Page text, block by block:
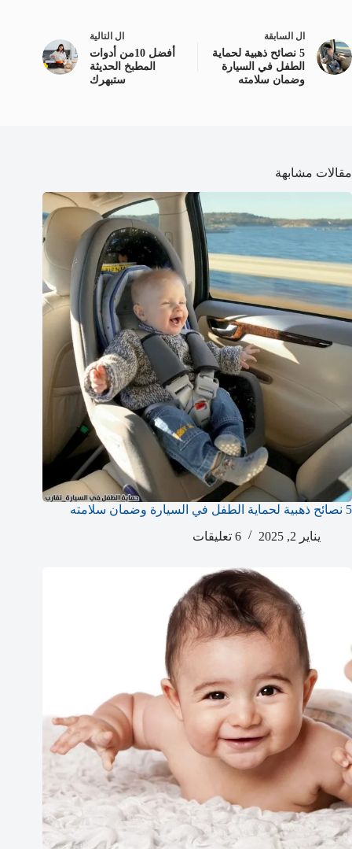
ال السابقة
5 نصائح ذهبية لحماية
الطفل في السيارة
وضمان سلامته
ال التالية
أفضل 10من أدوات
المطبخ الحديثة
ستبهرك
مقالات مشابهة
5 نصائح ذهبية لحماية الطفل في السيارة وضمان سلامته
يناير 2, 2025
6 تعليقات